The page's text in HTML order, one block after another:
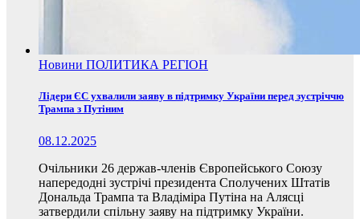
Новини ПОЛИТИКА РЕГІОН
Лідери ЄС ухвалили заяву в підтримку України перед зустріччю
Трампа з Путіним
08.12.2025
Очільники 26 держав-членів Європейського Союзу
напередодні зустрічі президента Сполучених Штатів
Дональда Трампа та Владіміра Путіна на Алясці
затвердили спільну заяву на підтримку України.